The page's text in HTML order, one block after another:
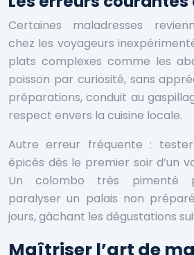
Certaines maladresses
chez les voyageurs
plats complexes comme les
poisson par curiosité, sans
préparations, conduit au
respect envers la cuisine locale.
Autre erreur fréquente :
épicés dès le premier soir d’un
Un colombo très pimenté
paralyser un palais non
jours, gâchant les dégustations
Maîtriser l’art de